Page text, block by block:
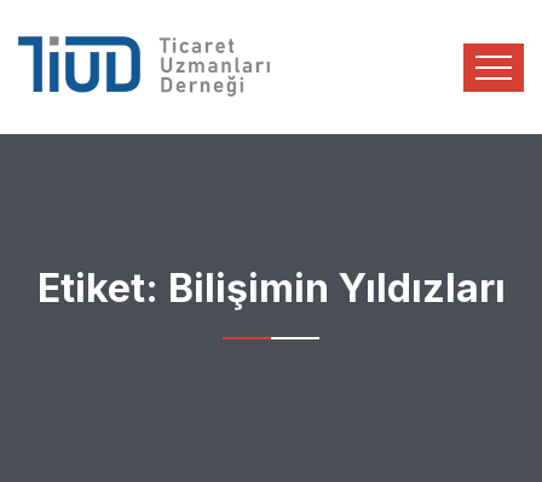
Etiket: Bilişimin Yıldızları